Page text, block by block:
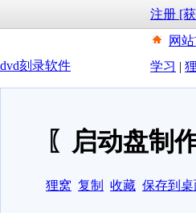
注册 [
网
学习 |
dvd刻录软件
〖启动盘制
狸窝 复制 收藏 保存到桌